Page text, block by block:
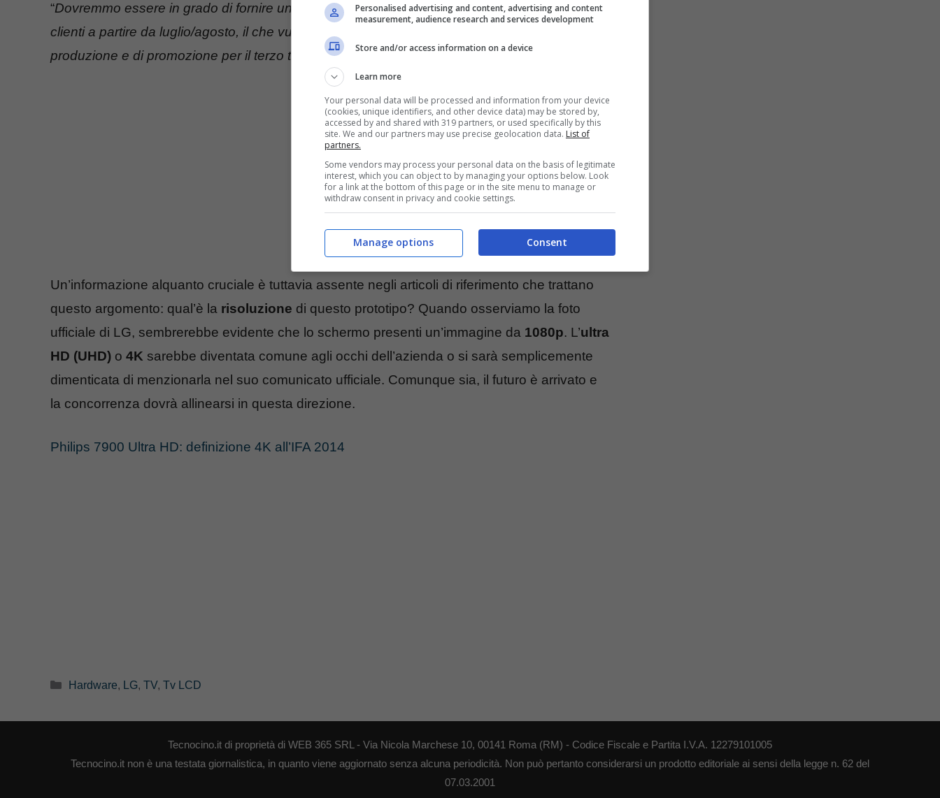
“Dovremmo essere in grado di fornire un volume di produzione soddisfacente per i nostri
clienti a partire da luglio/agosto, il che vuol dire che speriamo di razionalizzare i costi di
produzione e di promozione per il terzo trimestre.”
Un’informazione alquanto cruciale è tuttavia assente negli articoli di riferimento che trattano
questo argomento: qual’è la risoluzione di questo prototipo? Quando osserviamo la foto
ufficiale di LG, sembrerebbe evidente che lo schermo presenti un’immagine da 1080p. L’ultra
HD (UHD) o 4K sarebbe diventata comune agli occhi dell’azienda o si sarà semplicemente
dimenticata di menzionarla nel suo comunicato ufficiale. Comunque sia, il futuro è arrivato e
la concorrenza dovrà allinearsi in questa direzione.
Philips 7900 Ultra HD: definizione 4K all’IFA 2014
Categorie
Hardware, LG, TV, Tv LCD
Tecnocino.it di proprietà di WEB 365 SRL - Via Nicola Marchese 10, 00141 Roma (RM) - Codice Fiscale e Partita I.V.A. 12279101005
Tecnocino.it non è una testata giornalistica, in quanto viene aggiornato senza alcuna periodicità. Non può pertanto considerarsi un prodotto editoriale ai sensi della legge n. 62 del
07.03.2001
Personalised advertising and content, advertising and content
measurement, audience research and services development
Store and/or access information on a device
Learn more
Your personal data will be processed and information from your device
(cookies, unique identifiers, and other device data) may be stored by,
accessed by and shared with 319 partners, or used specifically by this
site. We and our partners may use precise geolocation data. List of
partners.
Some vendors may process your personal data on the basis of legitimate
interest, which you can object to by managing your options below. Look
for a link at the bottom of this page or in the site menu to manage or
withdraw consent in privacy and cookie settings.
Consent
Manage options